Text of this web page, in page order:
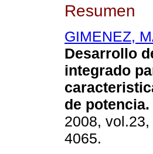
Resumen
GIMENEZ,
Desarrollo
integrado
de potencia.
2008,
4065.